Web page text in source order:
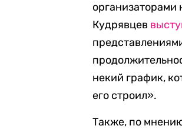
Кудрявцев
некий график,
его строил».
Также, по